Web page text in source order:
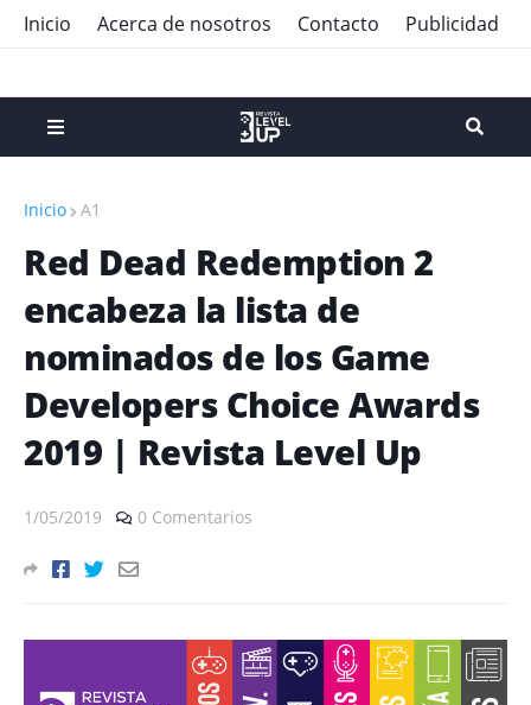
Inicio Acerca de nosotros Contacto Publicidad
Inicio A1
Red Dead Redemption 2
encabeza la lista de
nominados de los Game
Developers Choice Awards
2019 | Revista Level Up
1/05/2019 0 Comentarios